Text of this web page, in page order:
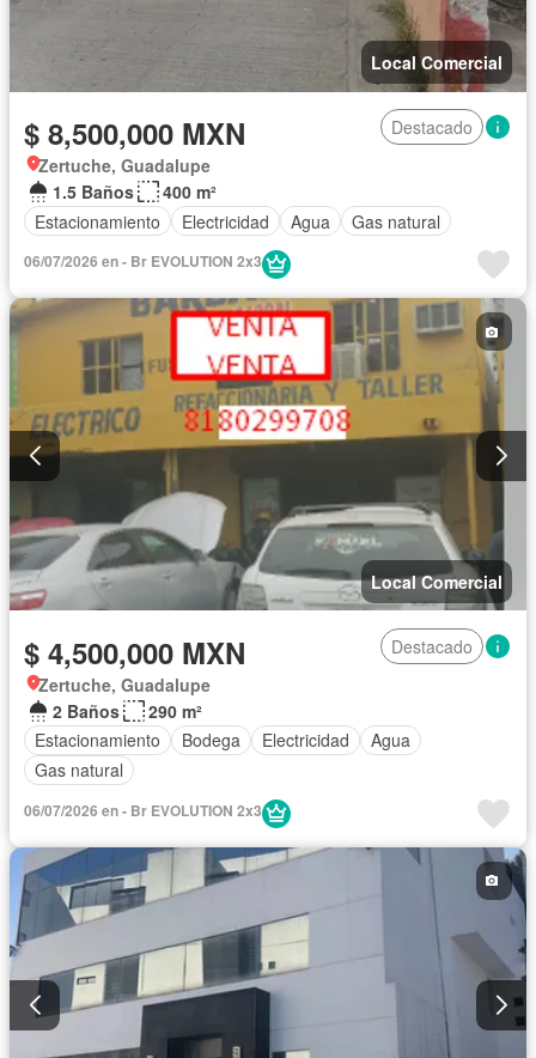
Local Comercial
$ 8,500,000 MXN
Destacado
Zertuche, Guadalupe
1.5 Baños
400 m²
Estacionamiento
Electricidad Agua Gas natural
06/07/2026 en - Br EVOLUTION 2x3
Local Comercial
$ 4,500,000 MXN
Destacado
Zertuche, Guadalupe
2 Baños
290 m²
Estacionamiento
Bodega Electricidad
Agua
Gas natural
06/07/2026 en - Br EVOLUTION 2x3